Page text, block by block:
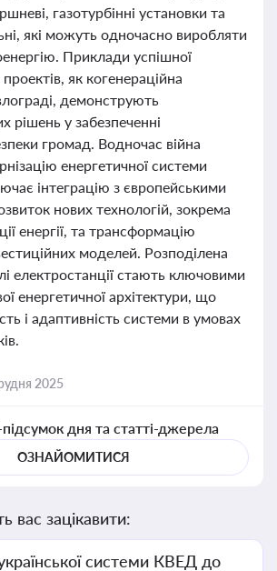
газотурбінні установки та
які можуть одночасно виробляти
Приклади успішної
проектів, як когенераційна
демонструють
рішень у забезпеченні
громад. Водночас війна
енергетичної системи
інтеграцію з європейськими
нових технологій, зокрема
енергії, та трансформацію
моделей. Розподілена
електростанції стають ключовими
енергетичної архітектури, що
і адаптивність системи в умовах
2025
дня та статті-джерела
ОЗНАЙОМИТИСЯ
вас зацікавити:
системи КВЕД до